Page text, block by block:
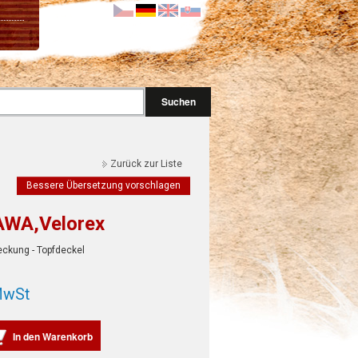
Suchen
Bessere Übersetzung vorschlagen
Zurück zur Liste
- Topfdeckel
In den Warenkorb